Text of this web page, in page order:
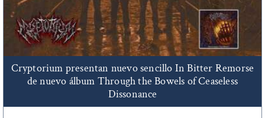
Cryptorium presentan nuevo sencillo In Bitter Remorse
de nuevo álbum Through the Bowels of Ceaseless
Dissonance